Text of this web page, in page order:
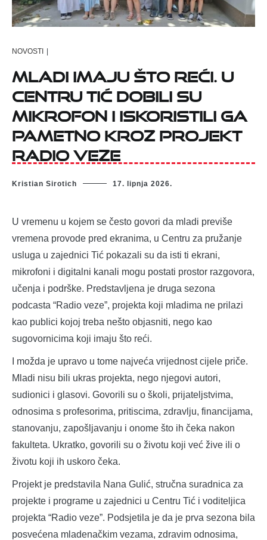
NOVOSTI
Mladi imaju što reći. U
Centru Tić dobili su
mikrofon i iskoristili ga
pametno kroz projekt
Radio veze
Kristian Sirotich 17. lipnja 2026.
U vremenu u kojem se često govori da mladi previše
vremena provode pred ekranima, u Centru za pružanje
usluga u zajednici Tić pokazali su da isti ti ekrani,
mikrofoni i digitalni kanali mogu postati prostor razgovora,
učenja i podrške. Predstavljena je druga sezona
podcasta “Radio veze”, projekta koji mladima ne prilazi
kao publici kojoj treba nešto objasniti, nego kao
sugovornicima koji imaju što reći.
I možda je upravo u tome najveća vrijednost cijele priče.
Mladi nisu bili ukras projekta, nego njegovi autori,
sudionici i glasovi. Govorili su o školi, prijateljstvima,
odnosima s profesorima, pritiscima, zdravlju, financijama,
stanovanju, zapošljavanju i onome što ih čeka nakon
fakulteta. Ukratko, govorili su o životu koji već žive ili o
životu koji ih uskoro čeka.
Projekt je predstavila Nana Gulić, stručna suradnica za
projekte i programe u zajednici u Centru Tić i voditeljica
projekta “Radio veze”. Podsjetila je da je prva sezona bila
posvećena mladenačkim vezama, zdravim odnosima,